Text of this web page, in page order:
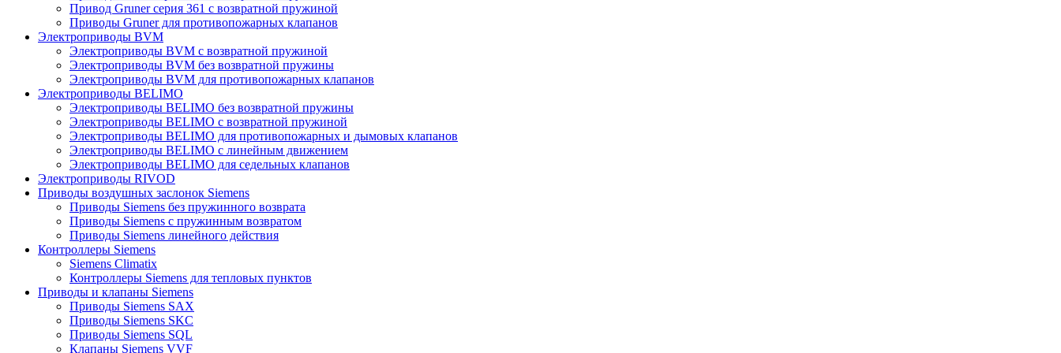
Привод Gruner серия 361 с возвратной пружиной
Приводы Gruner для противопожарных клапанов
Электроприводы BVM
Электроприводы BVM с возвратной пружиной
Электроприводы BVM без возвратной пружины
Электроприводы BVM для противопожарных клапанов
Электроприводы BELIMO
Электроприводы BELIMO без возвратной пружины
Электроприводы BELIMO с возвратной пружиной
Электроприводы BELIMO для противопожарных и дымовых клапанов
Электроприводы BELIMO с линейным движением
Электроприводы BELIMO для седельных клапанов
Электроприводы RIVOD
Приводы воздушных заслонок Siemens
Приводы Siemens без пружинного возврата
Приводы Siemens с пружинным возвратом
Приводы Siemens линейного действия
Контроллеры Siemens
Siemens Climatix
Контроллеры Siemens для тепловых пунктов
Приводы и клапаны Siemens
Приводы Siemens SAX
Приводы Siemens SKC
Приводы Siemens SQL
Клапаны Siemens VVF